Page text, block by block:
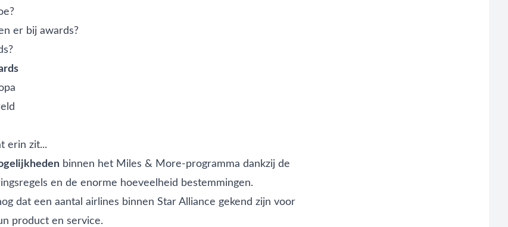
er bij awards?
erin zit...
binnen het Miles & More-programma dankzij de
en de enorme hoeveelheid bestemmingen.
dat een aantal airlines binnen Star Alliance gekend zijn voor
product en service.